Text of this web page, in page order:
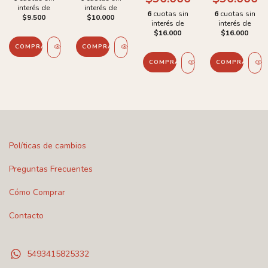
interés de
$9.500
COMPRAR
interés de
$10.000
COMPRAR
PICCADILLY
6 cuotas sin
interés de
$16.000
COMPRAR
6 cuotas sin
interés de
$16.000
COMPRAR
Políticas de cambios
Preguntas Frecuentes
Cómo Comprar
Contacto
5493415825332